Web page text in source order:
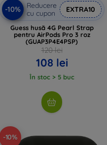
-10%
Reducere
cu cupon
EXTRA10
Guess husă 4G Pearl Strap
pentru AirPods Pro 3 roz
(GUAP3P4E4PSP)
120 lei
108 lei
În stoc > 5 buc
-10%